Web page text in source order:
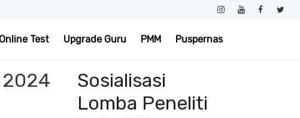
Test Upgrade Guru PMM Puspernas
2024
Sosialisasi
Lomba Peneliti